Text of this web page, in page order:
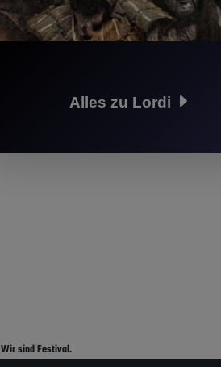
Alles zu Lordi
Wir sind Festival.